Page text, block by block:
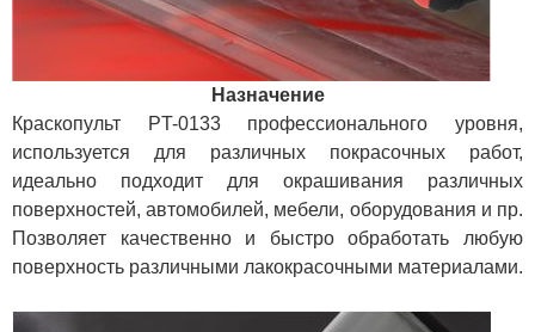
Назначение
Краскопульт PT-0133 профессионального уровня,
используется для различных покрасочных работ,
идеально подходит для окрашивания различных
поверхностей, автомобилей, мебели, оборудования и пр.
Позволяет качественно и быстро обработать любую
поверхность различными лакокрасочными материалами.